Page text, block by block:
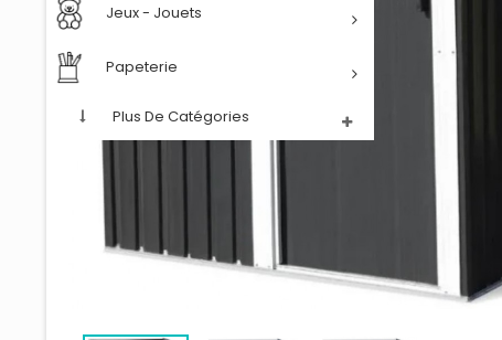
Jeux - Jouets
Papeterie
Plus De Catégories